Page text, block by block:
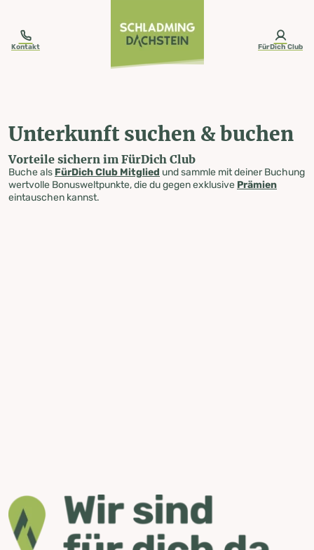
Kontakt FürDich Club
Unterkunft suchen & buchen
Vorteile sichern im FürDich Club
Buche als FürDich Club Mitglied und sammle mit deiner Buchung
wertvolle Bonusweltpunkte, die du gegen exklusive Prämien
eintauschen kannst.